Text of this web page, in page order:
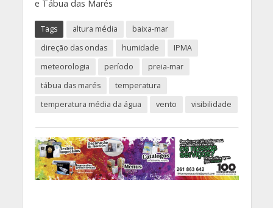
e Tábua das Marés
Tags altura média
baixa-mar
direção das ondas
humidade
IPMA
meteorologia
período
preia-mar
tábua das marés
temperatura
temperatura média da água
vento visibilidade